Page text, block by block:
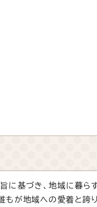
に基づき、地域に暮ら
もが地域への愛着と誇